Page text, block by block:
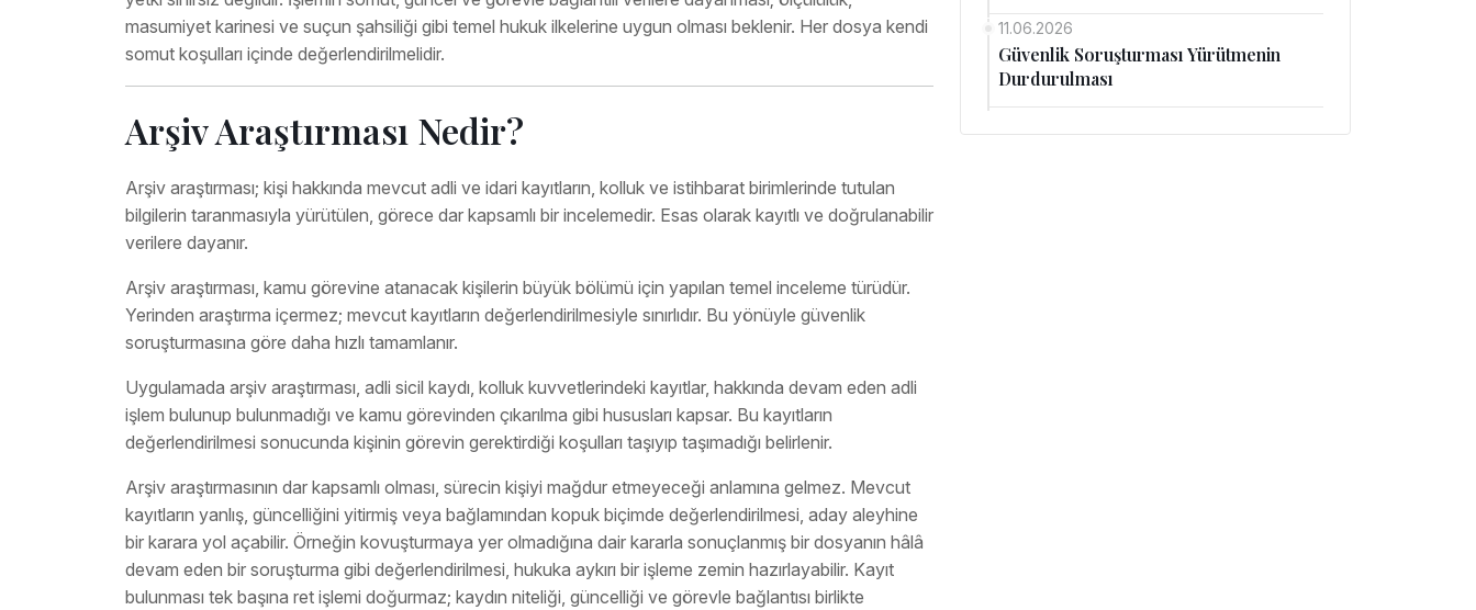
masumiyet karinesi ve suçun şahsiliği gibi temel hukuk ilkelerine uygun olması beklenir. Her dosya kendi
somut koşulları içinde değerlendirilmelidir.
Arşiv Araştırması Nedir?
Arşiv araştırması; kişi hakkında mevcut adli ve idari kayıtların, kolluk ve istihbarat birimlerinde tutulan
bilgilerin taranmasıyla yürütülen, görece dar kapsamlı bir incelemedir. Esas olarak kayıtlı ve doğrulanabilir
verilere dayanır.
Arşiv araştırması, kamu görevine atanacak kişilerin büyük bölümü için yapılan temel inceleme türüdür.
Yerinden araştırma içermez; mevcut kayıtların değerlendirilmesiyle sınırlıdır. Bu yönüyle güvenlik
soruşturmasına göre daha hızlı tamamlanır.
Uygulamada arşiv araştırması, adli sicil kaydı, kolluk kuvvetlerindeki kayıtlar, hakkında devam eden adli
işlem bulunup bulunmadığı ve kamu görevinden çıkarılma gibi hususları kapsar. Bu kayıtların
değerlendirilmesi sonucunda kişinin görevin gerektirdiği koşulları taşıyıp taşımadığı belirlenir.
Arşiv araştırmasının dar kapsamlı olması, sürecin kişiyi mağdur etmeyeceği anlamına gelmez. Mevcut
kayıtların yanlış, güncelliğini yitirmiş veya bağlamından kopuk biçimde değerlendirilmesi, aday aleyhine
bir karara yol açabilir. Örneğin kovuşturmaya yer olmadığına dair kararla sonuçlanmış bir dosyanın hâlâ
devam eden bir soruşturma gibi değerlendirilmesi, hukuka aykırı bir işleme zemin hazırlayabilir. Kayıt
bulunması tek başına ret işlemi doğurmaz; kaydın niteliği, güncelliği ve görevle bağlantısı birlikte
11.06.2026
Güvenlik Soruşturması Yürütmenin
Durdurulması